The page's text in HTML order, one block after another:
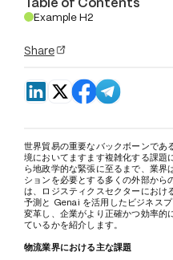
.Example H2
Share
世界貿易の重要なバックボーンで
境においてますます複雑化する課
ら地政学的な緊張に至るまで、業
ションを必要とする多くの外部か
は、ロジスティクスセクターにお
予測と Genai を活用したビジネス
変革し、企業がより正確かつ効率的
ているかを紹介します。
物流業界における主な課題